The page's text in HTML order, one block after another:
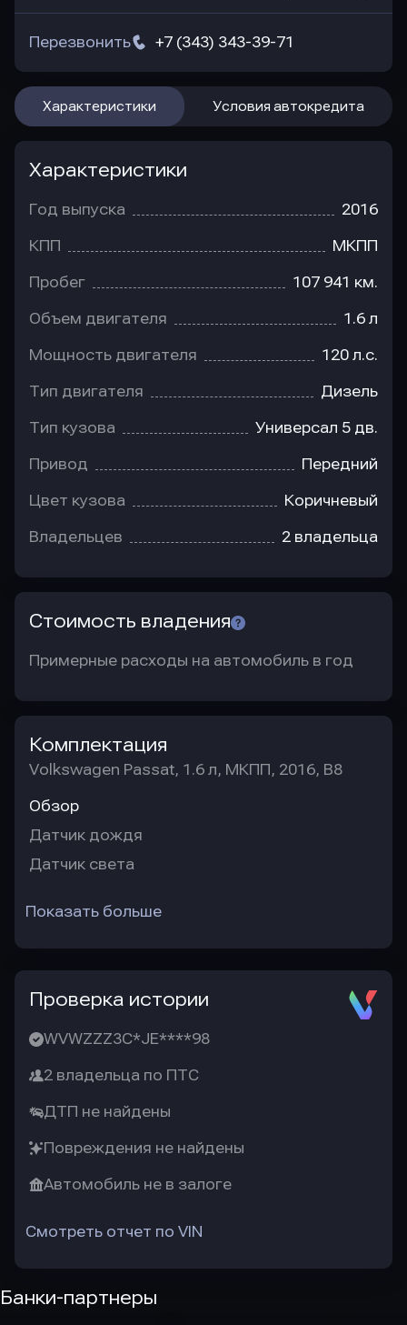
+7 (343) 343-39-71
Перезвонить
Характеристики Условия автокредита
Характеристики
Год выпуска 2016
КПП МКПП
Пробег 107 941 км.
Объем двигателя 1.6 л
Мощность двигателя 120 л.с.
Тип двигателя Дизель
Тип кузова Универсал 5 дв.
Привод Передний
Цвет кузова Коричневый
Владельцев 2 владельца
Стоимость владения
Примерные расходы на автомобиль в год
Комплектация
Volkswagen Passat, 1.6 л, МКПП, 2016, B8
Обзор
Датчик дождя
Датчик света
Показать больше
Проверка истории
WVWZZZ3C*JE****98
2 владельца по ПТС
ДТП не найдены
Повреждения не найдены
Автомобиль не в залоге
Смотреть отчет по VIN
Банки-партнеры